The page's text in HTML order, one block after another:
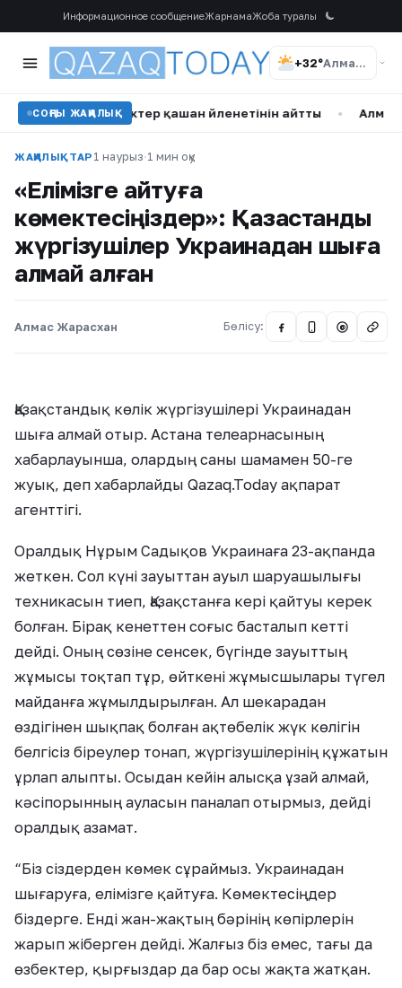
Информационное сообщениеЖарнамаЖоба туралы
+32° Алматы
СОҢҒЫ ЖАҢАЛЫҚ
Танымал актер қашан үйленетінін айтты • Алматыда
ЖАҢАЛЫҚТАР 1 наурыз·1 мин оқу
«Елімізге қайтуға
көмектесіңіздер»: Қазақстандық
жүргізушілер Украинадан шыға
алмай қалған
Алмас Жарасхан Бөлісу: @
Қазақстандық көлік жүргізушілері Украинадан
шыға алмай отыр. Астана телеарнасының
хабарлауынша, олардың саны шамамен 50-ге
жуық, деп хабарлайды Qazaq.Today ақпарат
агенттігі.
Оралдық Нұрым Садықов Украинаға 23-ақпанда
жеткен. Сол күні зауыттан ауыл шаруашылығы
техникасын тиеп, Қазақстанға кері қайтуы керек
болған. Бірақ кенеттен соғыс басталып кетті
дейді. Оның сөзіне сенсек, бүгінде зауыттың
жұмысы тоқтап тұр, өйткені жұмысшылары түгел
майданға жұмылдырылған. Ал шекарадан
өздігінен шықпақ болған ақтөбелік жүк көлігін
белгісіз біреулер тонап, жүргізушілерінің құжатын
ұрлап алыпты. Осыдан кейін алысқа ұзай алмай,
кәсіпорынның ауласын паналап отырмыз, дейді
оралдық азамат.
“Біз сіздерден көмек сұраймыз. Украинадан
шығаруға, елімізге қайтуға. Көмектесіңдер
біздерге. Енді жан-жақтың бәрінің көпірлерін
жарып жіберген дейді. Жалғыз біз емес, тағы да
өзбектер, қырғыздар да бар осы жақта жатқан.